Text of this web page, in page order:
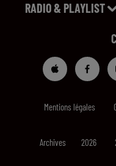
RADIO & PLAYLIST
Mentions légales
Archives 2026